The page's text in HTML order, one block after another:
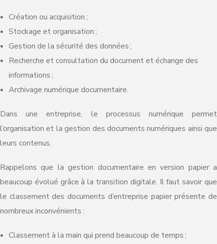
Création ou acquisition ;
Stockage et organisation ;
Gestion de la sécurité des données ;
Recherche et consultation du document et échange des
informations ;
Archivage numérique documentaire.
Dans une entreprise, le processus numérique permet
l’organisation et la gestion des documents numériques ainsi que
leurs contenus.
Rappelons que la gestion documentaire en version papier a
beaucoup évolué grâce à la transition digitale. Il faut savoir que
le classement des documents d’entreprise papier présente de
nombreux inconvénients :
Classement à la main qui prend beaucoup de temps ;